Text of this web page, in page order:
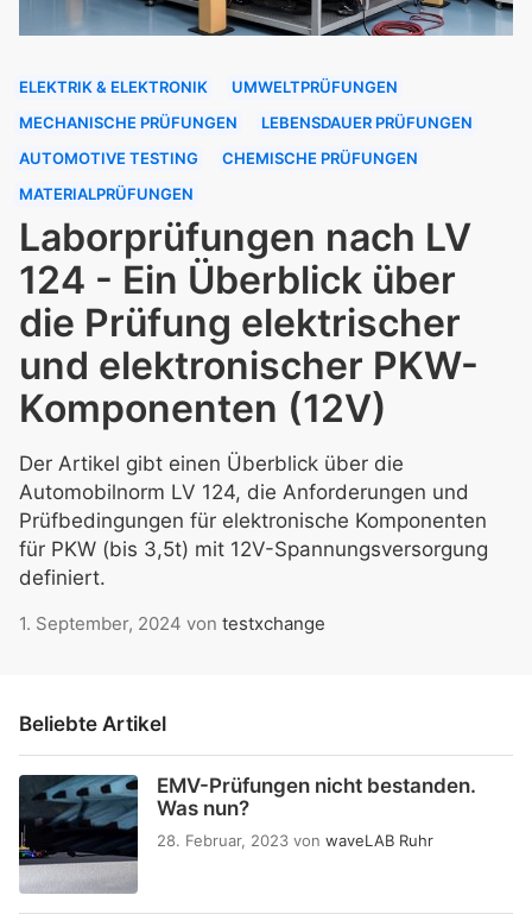
ELEKTRIK & ELEKTRONIK
UMWELTPRÜFUNGEN
MECHANISCHE PRÜFUNGEN
LEBENSDAUER PRÜFUNGEN
AUTOMOTIVE TESTING
CHEMISCHE PRÜFUNGEN
MATERIALPRÜFUNGEN
Laborprüfungen nach LV
124 - Ein Überblick über
die Prüfung elektrischer
und elektronischer PKW-
Komponenten (12V)
Der Artikel gibt einen Überblick über die
Automobilnorm LV 124, die Anforderungen und
Prüfbedingungen für elektronische Komponenten
für PKW (bis 3,5t) mit 12V-Spannungsversorgung
definiert.
1. September, 2024 von testxchange
Beliebte Artikel
EMV-Prüfungen nicht bestanden.
Was nun?
28. Februar, 2023 von waveLAB Ruhr